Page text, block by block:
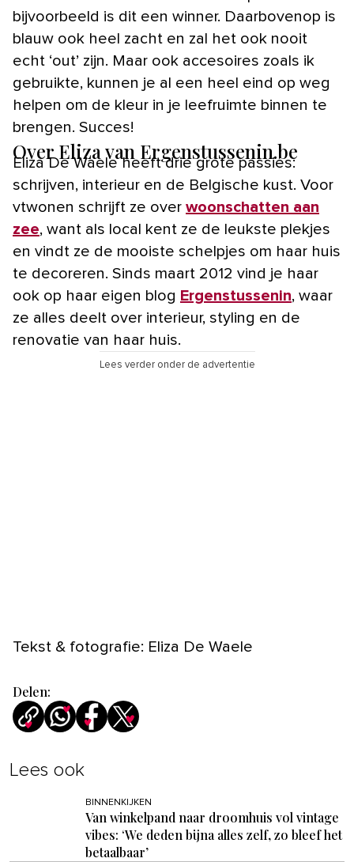
bijvoorbeeld is dit een winner. Daarbovenop is
blauw ook heel zacht en zal het ook nooit
echt ‘out’ zijn. Maar ook accesoires zoals ik
gebruikte, kunnen je al een heel eind op weg
helpen om de kleur in je leefruimte binnen te
brengen. Succes!
Over Eliza van Ergenstussenin.be
Eliza De Waele heeft drie grote passies:
schrijven, interieur en de Belgische kust. Voor
vtwonen schrijft ze over woonschatten aan
zee, want als local kent ze de leukste plekjes
en vindt ze de mooiste schelpjes om haar huis
te decoreren. Sinds maart 2012 vind je haar
ook op haar eigen blog Ergenstussenin, waar
ze alles deelt over interieur, styling en de
renovatie van haar huis.
Lees verder onder de advertentie
Tekst & fotografie: Eliza De Waele
Delen:
Lees ook
BINNENKIJKEN
Van winkelpand naar droomhuis vol vintage
vibes: ‘We deden bijna alles zelf, zo bleef het
betaalbaar’